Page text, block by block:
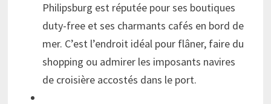
Philipsburg est réputée pour ses boutiques
duty-free et ses charmants cafés en bord de
mer. C’est l’endroit idéal pour flâner, faire du
shopping ou admirer les imposants navires
de croisière accostés dans le port.